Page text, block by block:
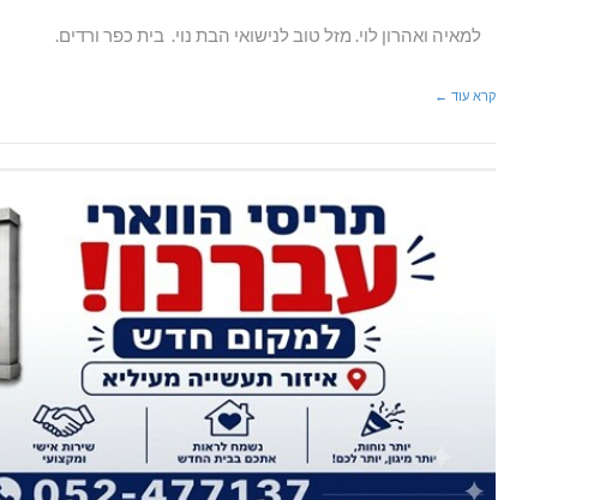
למאיה ואהרון לוי. מזל טוב לנישואי הבת נוי. בית כפר ורדים.
קרא עוד ←